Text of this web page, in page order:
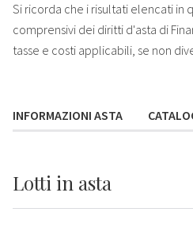
Si ricorda che i risultati elencati in
comprensivi dei diritti d'asta di
tasse e costi applicabili, se non
INFORMAZIONI ASTA
Lotti in asta